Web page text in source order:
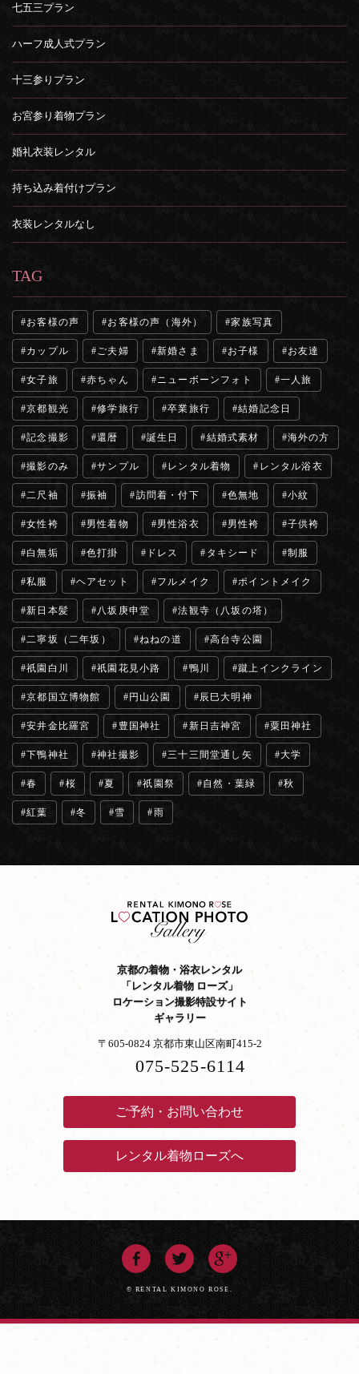
七五三プラン
ハーフ成人式プラン
十三参りプラン
お宮参り着物プラン
婚礼衣装レンタル
持ち込み着付けプラン
衣装レンタルなし
TAG
お客様の声 お客様の声（海外） 家族写真
カップル ご夫婦 新婚さま お子様 お友達
女子旅 赤ちゃん ニューボーンフォト 一人旅
京都観光 修学旅行 卒業旅行 結婚記念日
記念撮影 還暦 誕生日 結婚式素材 海外の方
撮影のみ サンプル レンタル着物 レンタル浴衣
二尺袖 振袖 訪問着・付下 色無地 小紋
女性袴 男性着物 男性浴衣 男性袴 子供袴
白無垢 色打掛 ドレス タキシード 制服
私服 ヘアセット フルメイク ポイントメイク
新日本髪 八坂庚申堂 法観寺（八坂の塔）
二寧坂（二年坂） ねねの道 高台寺公園
祇園白川 祇園花見小路 鴨川 蹴上インクライン
京都国立博物館 円山公園 辰巳大明神
安井金比羅宮 豊国神社 新日吉神宮 粟田神社
下鴨神社 神社撮影 三十三間堂通し矢 大学
春 桜 夏 祇園祭 自然・葉緑 秋
紅葉 冬 雪 雨
京都の着物・浴衣レンタル
「レンタル着物 ローズ」
ロケーション撮影特設サイト
ギャラリー
〒605-0824 京都市東山区南町415-2
075-525-6114
ご予約・お問い合わせ
レンタル着物ローズへ
© RENTAL KIMONO ROSE.